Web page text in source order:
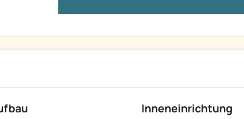
Inneneinrichtung